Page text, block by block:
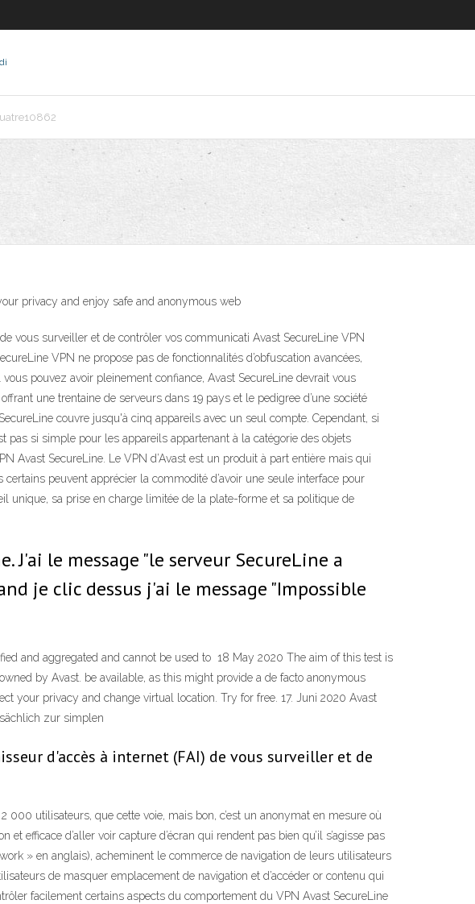
privacy and enjoy safe and anonymous web
vous surveiller et de contrôler vos communicati Avast SecureLine VPN
VPN ne propose pas de fonctionnalités d’obfuscation avancées,
pouvez avoir pleinement confiance, Avast SecureLine devrait vous
une trentaine de serveurs dans 19 pays et le pedigree d’une société
couvre jusqu'à cinq appareils avec un seul compte. Cependant, si
pas si simple pour les appareils appartenant à la catégorie des objets
Avast SecureLine. Le VPN d’Avast est un produit à part entière mais qui
peuvent apprécier la commodité d’avoir une seule interface pour
unique, sa prise en charge limitée de la plate-forme et sa politique de
J'ai le message "le serveur SecureLine a
je clic dessus j'ai le message "Impossible
and aggregated and cannot be used to 18 May 2020 The aim of this test is
by Avast. be available, as this might provide a de facto anonymous
your privacy and change virtual location. Try for free. 17. Juni 2020 Avast
zur simplen
d'accès à internet (FAI) de vous surveiller et de
000 utilisateurs, que cette voie, mais bon, c’est un anonymat en mesure où
efficace d’aller voir capture d’écran qui rendent pas bien qu’il s’agisse pas
» en anglais), acheminent le commerce de navigation de leurs utilisateurs
de masquer emplacement de navigation et d’accéder or contenu qui
facilement certains aspects du comportement du VPN Avast SecureLine